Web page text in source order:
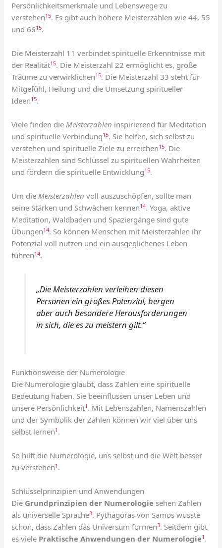
Persönlichkeitsmerkmale und Lebenswege zu
verstehen15. Es gibt auch höhere Meisterzahlen wie 44, 55
und 6615.
Die Meisterzahl 11 verbindet spirituelle Erkenntnisse mit
der Realität15. Die Meisterzahl 22 ermöglicht es, große
Träume zu verwirklichen15. Die Meisterzahl 33 steht für
Mitgefühl, Heilung und die Umsetzung spiritueller
Ideen15.
Viele finden dieMeisterzahlen inspirierend für Meditation
und spirituelle Verbindung15. Sie helfen, sich selbst zu
verstehen und spirituelle Ziele zu erreichen15. Die
Meisterzahlen sind Schlüssel zu spirituellen Wahrheiten
und fördern die spirituelle Entwicklung15.
Um dieMeisterzahlen voll auszuschöpfen, sollte man
seine Stärken und Schwächen kennen14. Yoga, aktive
Meditation, Waldbaden und Spaziergänge sind gute
Übungen14. So können Menschen mit Meisterzahlen ihr
Potenzial voll nutzen und ein ausgeglichenes Leben
führen14.
„Die Meisterzahlen verleihen diesen
Personen ein großes Potenzial, bergen
aber auch besondere Herausforderungen
in sich, die es zu meistern gilt.“
Funktionsweise der Numerologie
Die Numerologie glaubt, dass Zahlen eine spirituelle
Bedeutung haben. Sie beeinflussen unser Leben und
unsere Persönlichkeit1 . Mit Lebenszahlen, Namenszahlen
und der Symbolik der Zahlen können wir viel über uns
selbst lernen1 .
So hilft die Numerologie, uns selbst und die Welt besser
zu verstehen1 .
Schlüsselprinzipien und Anwendungen
Die Grundprinzipien der Numerologie sehen Zahlen
als universelle Sprache3. Pythagoras von Samos wusste
schon, dass Zahlen das Universum formen3. Seitdem gibt
es viele Praktische Anwendungen der Numerologie1 .